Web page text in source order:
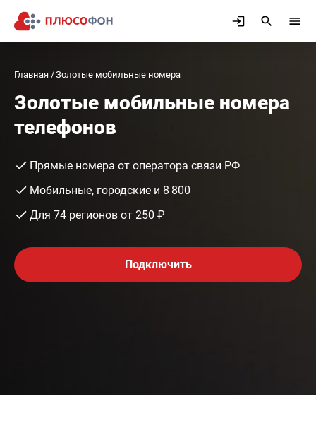
Главная Золотые мобильные номера
Золотые мобильные номера
телефонов
Прямые номера от оператора связи РФ
Мобильные, городские и 8 800
Для 74 регионов от 250 ₽
Подключить